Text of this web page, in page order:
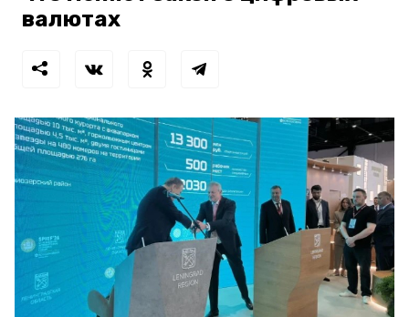
валютах